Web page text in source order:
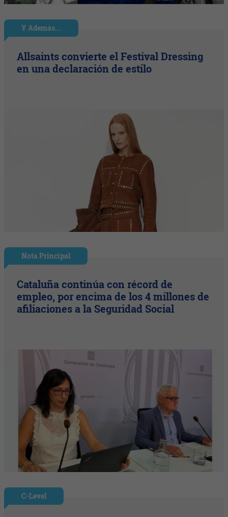
Y Además...
Allsaints convierte el Festival Dressing
en una declaración de estilo
Nota Principal
Cataluña continúa con récord de
empleo, por encima de los 4 millones de
afiliaciones a la Seguridad Social
C-Level